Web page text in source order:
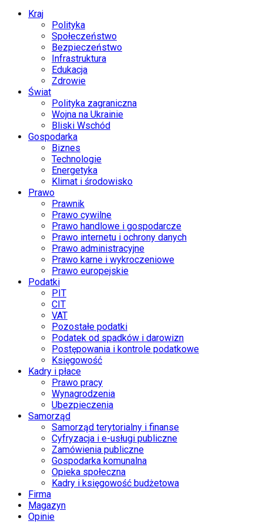
Kraj
Polityka
Społeczeństwo
Bezpieczeństwo
Infrastruktura
Edukacja
Zdrowie
Świat
Polityka zagraniczna
Wojna na Ukrainie
Bliski Wschód
Gospodarka
Biznes
Technologie
Energetyka
Klimat i środowisko
Prawo
Prawnik
Prawo cywilne
Prawo handlowe i gospodarcze
Prawo internetu i ochrony danych
Prawo administracyjne
Prawo karne i wykroczeniowe
Prawo europejskie
Podatki
PIT
CIT
VAT
Pozostałe podatki
Podatek od spadków i darowizn
Postępowania i kontrole podatkowe
Księgowość
Kadry i płace
Prawo pracy
Wynagrodzenia
Ubezpieczenia
Samorząd
Samorząd terytorialny i finanse
Cyfryzacja i e-usługi publiczne
Zamówienia publiczne
Gospodarka komunalna
Opieka społeczna
Kadry i księgowość budżetowa
Firma
Magazyn
Opinie